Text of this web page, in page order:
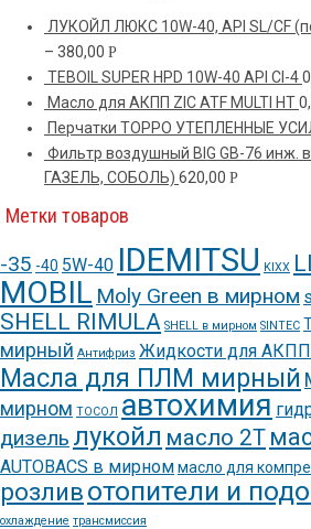
ЛУКОЙЛ ЛЮКС 10W-40, API SL/CF
– 380,00 Р
TEBOIL SUPER HPD 10W-40 API CI-4
Масло для АКПП ZIC ATF MULTI HT
Перчатки ТОРРО УТЕПЛЕННЫЕ
Фильтр воздушный BIG GB-76 инж.
ГАЗЕЛЬ, СОБОЛЬ) 620,00 Р
Метки товаров
-35 -40 5W-40 IDEMITSU KIXX
MOBIL Moly Green в мирном
SHELL RIMULA SHELL в мирном SINTEC
мирный Антифриз Жидкости для АКПП
Масла для ПЛМ мирный
мирном ТОСОЛ автохимия
дизель лукойл масло 2Т
AUTOBACS в мирноммасло для
розливотопители и
охлаждение трансмиссия